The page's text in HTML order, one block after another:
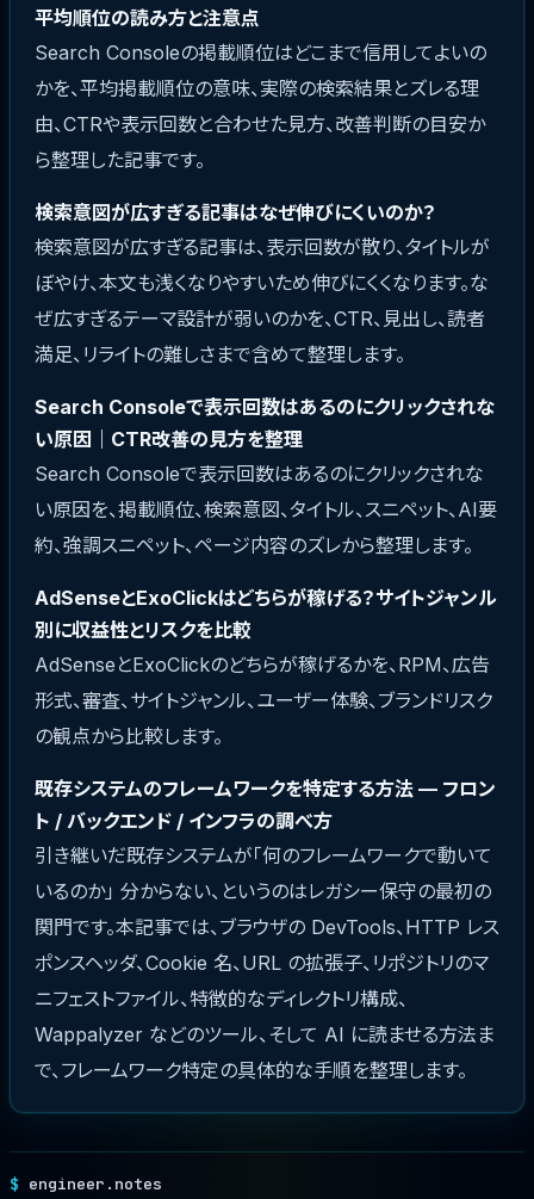
平均順位の読み方と注意点
Search Consoleの掲載順位はどこまで信用してよいの
かを、平均掲載順位の意味、実際の検索結果とズレる理
由、CTRや表示回数と合わせた見方、改善判断の目安か
ら整理した記事です。
検索意図が広すぎる記事はなぜ伸びにくいのか？
検索意図が広すぎる記事は、表示回数が散り、タイトルが
ぼやけ、本文も浅くなりやすいため伸びにくくなります。な
ぜ広すぎるテーマ設計が弱いのかを、CTR、見出し、読者
満足、リライトの難しさまで含めて整理します。
Search Consoleで表示回数はあるのにクリックされな
い原因｜CTR改善の見方を整理
Search Consoleで表示回数はあるのにクリックされな
い原因を、掲載順位、検索意図、タイトル、スニペット、AI要
約、強調スニペット、ページ内容のズレから整理します。
AdSenseとExoClickはどちらが稼げる？サイトジャンル
別に収益性とリスクを比較
AdSenseとExoClickのどちらが稼げるかを、RPM、広告
形式、審査、サイトジャンル、ユーザー体験、ブランドリスク
の観点から比較します。
既存システムのフレームワークを特定する方法 — フロン
ト / バックエンド / インフラの調べ方
引き継いだ既存システムが「何のフレームワークで動いて
いるのか」 分からない、というのはレガシー保守の最初の
関門です。本記事では、ブラウザの DevTools、HTTP レス
ポンスヘッダ、Cookie 名、URL の拡張子、リポジトリのマ
ニフェストファイル、特徴的なディレクトリ構成、
Wappalyzer などのツール、そして AI に読ませる方法ま
で、フレームワーク特定の具体的な手順を整理します。
engineer.notes